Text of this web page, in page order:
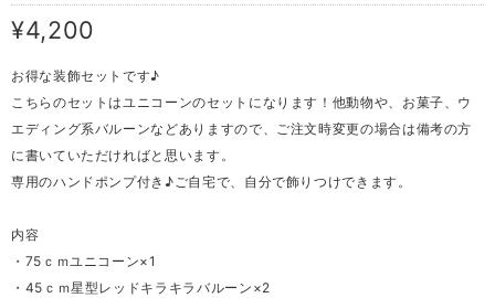
¥4,200
お得な装飾セットです♪
こちらのセットはユニコーンのセットになります！他動物や、お菓子、ウ
エディング系バルーンなどありますので、ご注文時変更の場合は備考の方
に書いていただければと思います。
専用のハンドポンプ付き♪ご自宅で、自分で飾りつけできます。
内容
・75ｃｍユニコーン×1
・45ｃｍ星型レッドキラキラバルーン×2